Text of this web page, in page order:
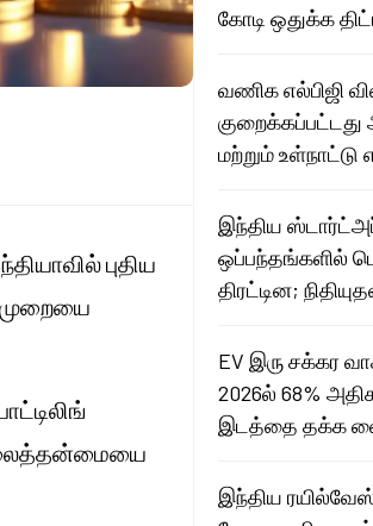
புதிய
முறையை
கோடி ஒதுக்க
வணிக எல்பிஜி
குறைக்கப்பட்டது
மற்றும் உள்நாட்டு
இந்திய
ஒப்பந்தங்களில்
திரட்டின;
EV இரு சக்கர
2026ல் 68%
இடத்தை தக்க
இந்திய